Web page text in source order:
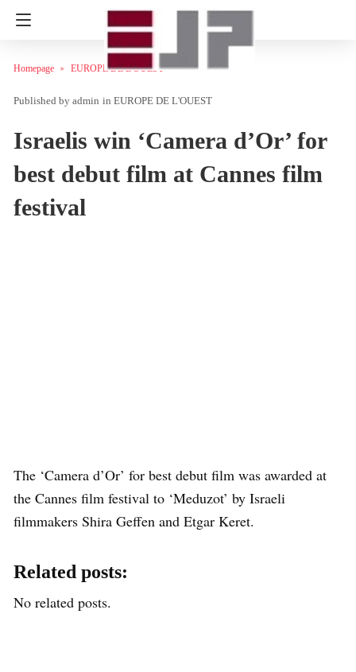
Homepage EUROPE DE L'OUEST
admin in EUROPE DE L'OUEST
Israelis win ‘Camera d’Or’ for
best debut film at Cannes film
festival
The ‘Camera d’Or’ for best debut film was awarded at
the Cannes film festival to ‘Meduzot’ by Israeli
filmmakers Shira Geffen and Etgar Keret.
Related posts:
No related posts.